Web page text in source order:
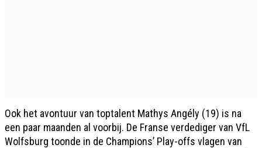
Ook het avontuur van toptalent Mathys Angély (19) is na
een paar maanden al voorbij. De Franse verdediger van VfL
Wolfsburg toonde in de Champions’ Play-offs vlagen van